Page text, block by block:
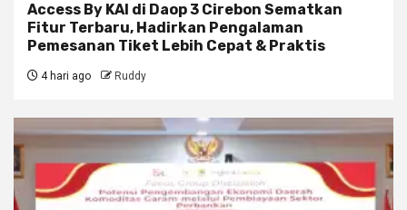
Access By KAI di Daop 3 Cirebon Sematkan
Fitur Terbaru, Hadirkan Pengalaman
Pemesanan Tiket Lebih Cepat & Praktis
4 hari ago Ruddy